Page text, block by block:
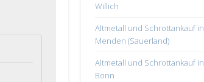
Willich
Altmetall und Schrottankauf in
Menden (Sauerland)
Altmetall und Schrottankauf in
Bonn